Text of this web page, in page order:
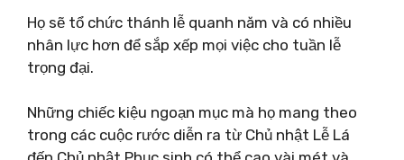
Họ sẽ tổ chức thánh lễ quanh năm và có nhiều
nhân lực hơn để sắp xếp mọi việc cho tuần lễ
trọng đại.
Những chiếc kiệu ngoạn mục mà họ mang theo
trong các cuộc rước diễn ra từ Chủ nhật Lễ Lá